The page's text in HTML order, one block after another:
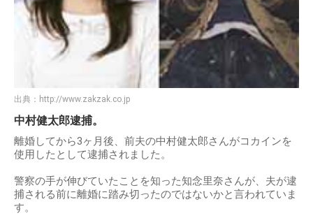
出典： http://www.zakzak.co.jp
中村健太郎逮捕。
離婚してから3ヶ月後、前夫の中村健太郎さんがコカインを
使用したとして逮捕されました。
警察の手が伸びていたことを知った知念里奈さんが、夫が逮
捕される前に離婚に踏み切ったのではないかと言われていま
す。